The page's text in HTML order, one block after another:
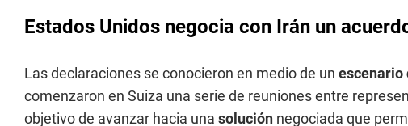
Estados Unidos negocia con Irán un
Las declaraciones se conocieron en medio de un escenario
comenzaron en Suiza una serie de reuniones entre
objetivo de avanzar hacia una solución negociada que